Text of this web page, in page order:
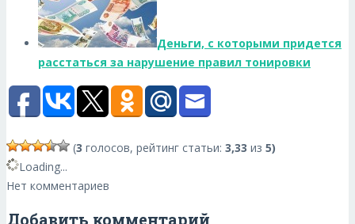
Деньги, с которыми придется
расстаться за нарушение правил тонировки
(3 голосов, рейтинг статьи: 3,33 из 5)
Loading...
Нет комментариев
Добавить комментарий